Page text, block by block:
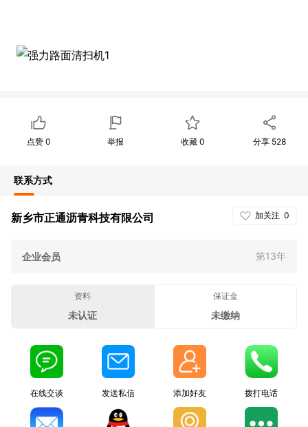
点赞 0 举报 收藏 0 分享 528
联系方式
加关注 0
新乡市正通沥青科技有限公司
企业会员 第13年
资料
未认证
保证金
未缴纳
在线交谈 发送私信 添加好友 拨打电话